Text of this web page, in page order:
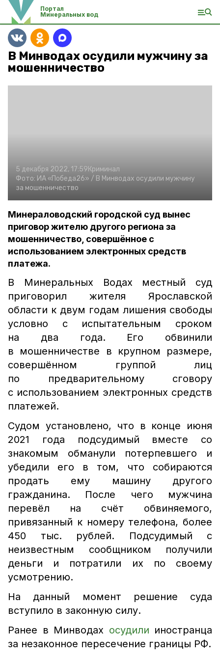
Портал
Минеральных вод
В Минводах осудили мужчину за
мошенничество
5 декабря 2022, 17:59Криминал
Фото: ИА «Победа26» / В Минводах осудили мужчину
за мошенничество
Минераловодский городской суд вынес
приговор жителю другого региона за
мошенничество, совершённое с
использованием электронных средств
платежа.
В Минеральных Водах местный суд
приговорил жителя Ярославской
области к двум годам лишения свободы
условно с испытательным сроком
на два года. Его обвинили
в мошенничестве в крупном размере,
совершённом группой лиц
по предварительному сговору
с использованием электронных средств
платежей.
Судом установлено, что в конце июня
2021 года подсудимый вместе со
знакомым обманули потерпевшего и
убедили его в том, что собираются
продать ему машину другого
гражданина. После чего мужчина
перевёл на счёт обвиняемого,
привязанный к номеру телефона, более
450 тыс. рублей. Подсудимый с
неизвестным сообщником получили
деньги и потратили их по своему
усмотрению.
На данный момент решение суда
вступило в законную силу.
Ранее в Минводах осудили иностранца
за незаконное пересечение границы РФ.